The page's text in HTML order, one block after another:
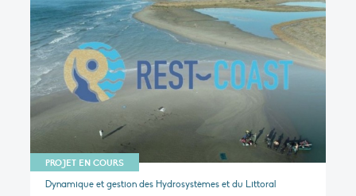
PROJET EN COURS
Dynamique et gestion des Hydrosystèmes et du Littoral